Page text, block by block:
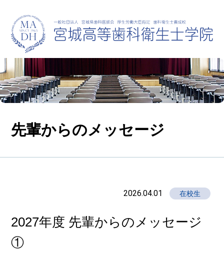
先輩からのメッセージ
2026.04.01 在校生
2027年度 先輩からのメッセージ
①